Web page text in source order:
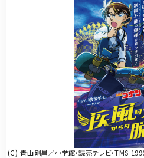
(C) 青山剛昌／小学館・読売テレビ・TMS